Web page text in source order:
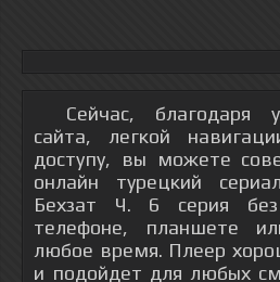
Сейчас, благодаря
сайта, легкой
доступу, вы можете
онлайн турецкий
Бехзат Ч. 6 серия
телефоне, планшете
любое время. Плеер
и подойдет для любых